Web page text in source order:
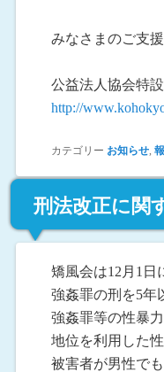
みなさまのご支
公益法人協会特
http://
カテゴリー お知らせ,
刑法改正に関
矯風会は12月1日
強姦罪の刑を5年
強姦罪等の性暴
地位を利用した
被害者が男性で